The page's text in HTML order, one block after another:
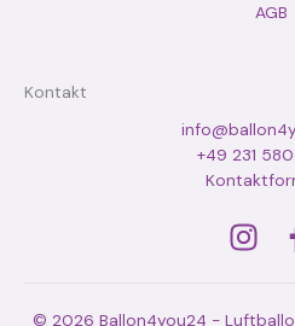
AGB
Kontakt
+49 231
© 2026 Ballon4you24 -